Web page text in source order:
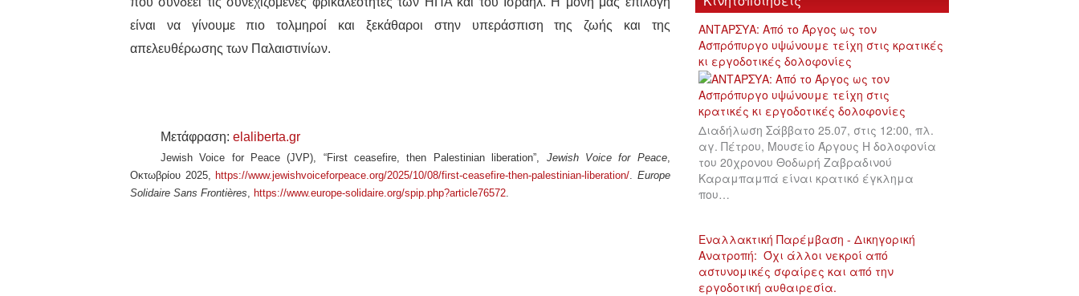
είναι να γίνουμε πιο τολμηροί και ξεκάθαροι στην υπεράσπιση της ζωής και της
απελευθέρωσης των Παλαιστινίων.
Μετάφραση: elaliberta.gr
Jewish Voice for Peace (JVP), “First ceasefire, then Palestinian liberation”, Jewish Voice for Peace,
Οκτωβρίου 2025, https://www.jewishvoiceforpeace.org/2025/10/08/first-ceasefire-then-palestinian-liberation/
Europe
Solidaire Sans Frontières
https://www.europe-solidaire.org/spip.php?article76572
ΑΝΤΑΡΣΥΑ: Από το Άργος ως τον
Ασπρόπυργο υψώνουμε τείχη στις κρατικές
κι εργοδοτικές δολοφονίες
Διαδήλωση Σάββατο 25.07, στις 12:00, πλ.
αγ. Πέτρου, Μουσείο Άργους Η δολοφονία
του 20χρονου Θοδωρή Ζαβραδινού
Καραμπαμπά είναι κρατικό έγκλημα
που…
Εναλλακτική Παρέμβαση - Δικηγορική
Ανατροπή: Όχι άλλοι νεκροί από
αστυνομικές σφαίρες και από την
εργοδοτική αυθαιρεσία.